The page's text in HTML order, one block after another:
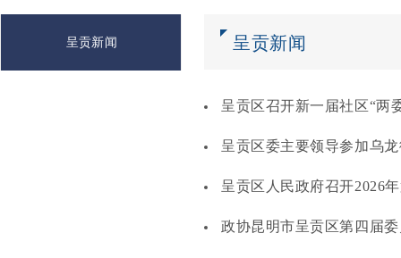
呈贡新闻 呈贡新闻
呈贡区召开新一届社区“两
呈贡区委主要领导参加乌
呈贡区人民政府召开2026
政协昆明市呈贡区第四届